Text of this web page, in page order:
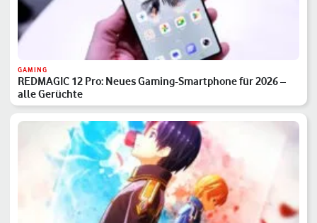
GAMING
REDMAGIC 12 Pro: Neues Gaming-Smartphone für 2026 –
alle Gerüchte